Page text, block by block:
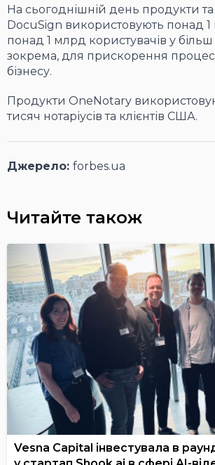
На сьогоднішній день продукти
DocuSign використовують понад 1
понад 1 млрд користувачів у більш
зокрема, для прискорення
бізнесу.
Продукти OneNotary
тисяч нотаріусів та клієнтів США.
Джерело: forbes.ua
Читайте також
Vesna Capital інвестувала в